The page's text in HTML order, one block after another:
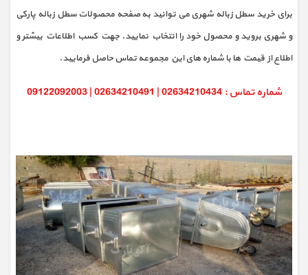
برای خرید سطل زباله شهری می توانید به صفحه محصولات سطل زباله پارکی
و شهری بروید و محصول خود را انتخاب نمایید. جهت کسب اطلاعات بیشتر و
اطلاع از قیمت ها با شماره های این مجموعه تماس حاصل فرمایید.